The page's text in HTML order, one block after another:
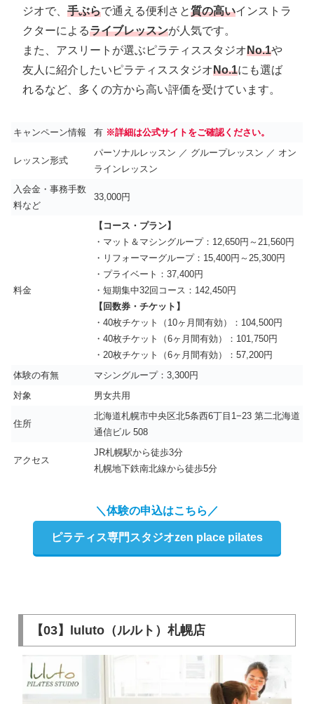
ジオで、 手ぶらで通える便利さと質の高いインストラ
クターによるライブレッスンが人気です。
また、アスリートが選ぶピラティススタジオNo.1や
友人に紹介したいピラティススタジオNo.1にも選ば
れるなど、多くの方から高い評価を受けています。
キャンペーン情報 有 ※詳細は公式サイトをご確認ください。
レッスン形式
パーソナルレッスン ／ グループレッスン ／ オン
ラインレッスン
入会金・事務手数
料など
33,000円
料金
【コース・プラン】
・マット＆マシングループ：12,650円～21,560円
・リフォーマーグループ：15,400円～25,300円
・プライベート：37,400円
・短期集中32回コース：142,450円
【回数券・チケット】
・40枚チケット（10ヶ月間有効）：104,500円
・40枚チケット（6ヶ月間有効）：101,750円
・20枚チケット（6ヶ月間有効）：57,200円
体験の有無
マシングループ：3,300円
対象
男女共用
住所
北海道札幌市中央区北5条西6丁目1−23 第二北海道
通信ビル 508
アクセス
JR札幌駅から徒歩3分
札幌地下鉄南北線から徒歩5分
＼体験の申込はこちら／
ピラティス専門スタジオzen place pilates
【03】luluto（ルルト）札幌店